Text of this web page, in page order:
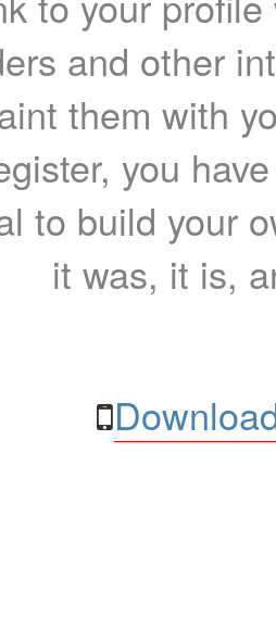
and other
them with
you
to build your
it was, it is,